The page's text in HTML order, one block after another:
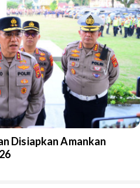
Disiapkan Amankan